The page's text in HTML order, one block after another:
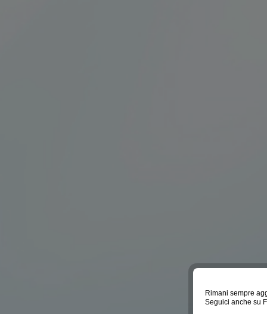
Rimani sempre
Seguici anche su